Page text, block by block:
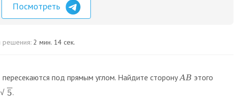
Посмотреть
решения: 2 мин. 14 сек.
пересекаются под прямым углом. Найдите сторонуAB этого
√ 5.